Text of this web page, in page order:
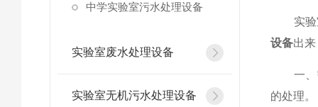
中学实验室污水处理设备
实验室废水处理设备
实验室无机污水处理设备
实验室
设备出
一、需
的处理。